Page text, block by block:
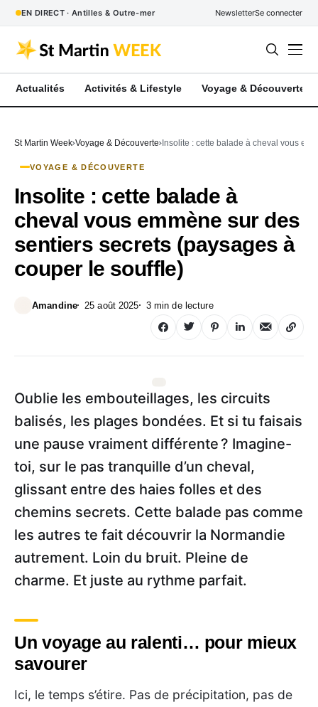
EN DIRECT · Antilles & Outre-mer NewsletterSe connecter
Actualités Activités & Lifestyle Voyage & Découverte
St Martin Week Voyage & Découverte Insolite : cette balade à cheval vous
VOYAGE & DÉCOUVERTE
Insolite : cette balade à
cheval vous emmène sur des
sentiers secrets (paysages à
couper le souffle)
Amandine 25 août 2025 3 min de lecture
Oublie les embouteillages, les circuits
balisés, les plages bondées. Et si tu faisais
une pause vraiment différente ? Imagine-
toi, sur le pas tranquille d’un cheval,
glissant entre des haies folles et des
chemins secrets. Cette balade pas comme
les autres te fait découvrir la Normandie
autrement. Loin du bruit. Pleine de
charme. Et juste au rythme parfait.
Un voyage au ralenti… pour mieux
savourer
Ici, le temps s’étire. Pas de précipitation, pas de